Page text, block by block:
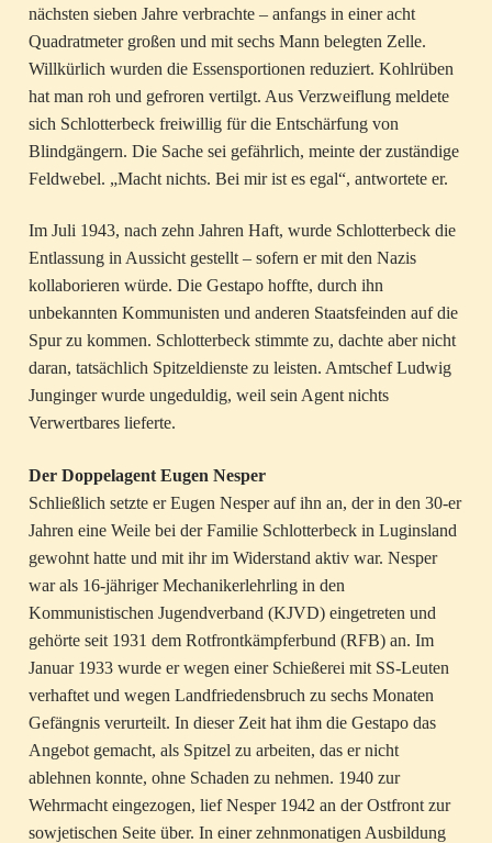
nächsten sieben Jahre verbrachte – anfangs in einer acht
Quadratmeter großen und mit sechs Mann belegten Zelle.
Willkürlich wurden die Essensportionen reduziert. Kohlrüben
hat man roh und gefroren vertilgt. Aus Verzweiflung meldete
sich Schlotterbeck freiwillig für die Entschärfung von
Blindgängern. Die Sache sei gefährlich, meinte der zuständige
Feldwebel. „Macht nichts. Bei mir ist es egal“, antwortete er.
Im Juli 1943, nach zehn Jahren Haft, wurde Schlotterbeck die
Entlassung in Aussicht gestellt – sofern er mit den Nazis
kollaborieren würde. Die Gestapo hoffte, durch ihn
unbekannten Kommunisten und anderen Staatsfeinden auf die
Spur zu kommen. Schlotterbeck stimmte zu, dachte aber nicht
daran, tatsächlich Spitzeldienste zu leisten. Amtschef Ludwig
Junginger wurde ungeduldig, weil sein Agent nichts
Verwertbares lieferte.
Der Doppelagent Eugen Nesper
Schließlich setzte er Eugen Nesper auf ihn an, der in den 30-er
Jahren eine Weile bei der Familie Schlotterbeck in Luginsland
gewohnt hatte und mit ihr im Widerstand aktiv war. Nesper
war als 16-jähriger Mechanikerlehrling in den
Kommunistischen Jugendverband (KJVD) eingetreten und
gehörte seit 1931 dem Rotfrontkämpferbund (RFB) an. Im
Januar 1933 wurde er wegen einer Schießerei mit SS-Leuten
verhaftet und wegen Landfriedensbruch zu sechs Monaten
Gefängnis verurteilt. In dieser Zeit hat ihm die Gestapo das
Angebot gemacht, als Spitzel zu arbeiten, das er nicht
ablehnen konnte, ohne Schaden zu nehmen. 1940 zur
Wehrmacht eingezogen, lief Nesper 1942 an der Ostfront zur
sowjetischen Seite über. In einer zehnmonatigen Ausbildung